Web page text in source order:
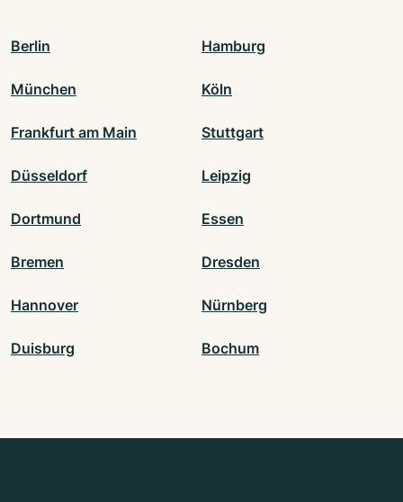
Berlin Hamburg
München Köln
Frankfurt am Main Stuttgart
Düsseldorf Leipzig
Dortmund Essen
Bremen Dresden
Hannover Nürnberg
Duisburg Bochum